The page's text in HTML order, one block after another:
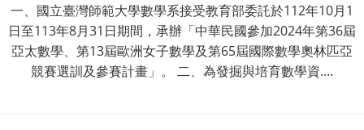
一、國立臺灣師範大學數學系接受教育部委託於112年10月1
日至113年8月31日期間，承辦「中華民國參加2024年第36屆
亞太數學、第13屆歐洲女子數學及第65屆國際數學奧林匹亞
競賽選訓及參賽計畫」。 二、為發掘與培育數學資....